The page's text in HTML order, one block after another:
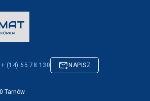
+ (14) 65 78 130 NAPISZ
Tarnów